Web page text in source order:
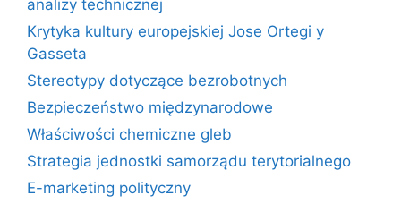
analizy technicznej
Krytyka kultury europejskiej Jose Ortegi y
Gasseta
Stereotypy dotyczące bezrobotnych
Bezpieczeństwo międzynarodowe
Właściwości chemiczne gleb
Strategia jednostki samorządu terytorialnego
E-marketing polityczny